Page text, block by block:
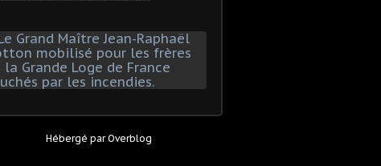
Hébergé parOverblog